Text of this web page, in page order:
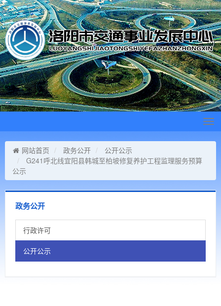
网站首页
政务公开
公开公示
G241呼北线宜阳县韩城至柏坡修复养护工程监理服务预算
公示
政务公开
行政许可
公开公示